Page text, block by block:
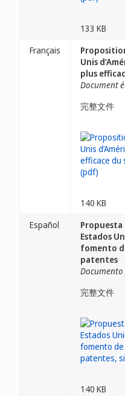
133 KB
Français
Unis
plus
Document
完整文件
140 KB
Español
Propuesta
Estados
fomento
patentes
完整文件
140 KB